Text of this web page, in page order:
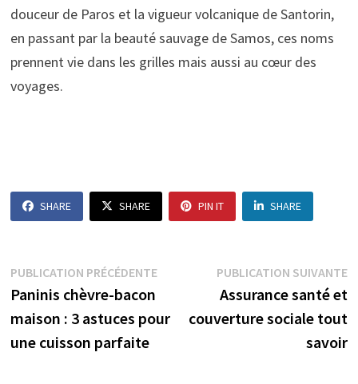
douceur de Paros et la vigueur volcanique de Santorin,
en passant par la beauté sauvage de Samos, ces noms
prennent vie dans les grilles mais aussi au cœur des
voyages.
SHARE SHARE PIN IT SHARE
Navigation
de
l’article
PUBLICATION PRÉCÉDENTEPublication
précédente :
Paninis chèvre-bacon
maison : 3 astuces pour
une cuisson parfaite
PUBLICATION SUIVANTE
Assurance santé et
couverture sociale tout
savoir